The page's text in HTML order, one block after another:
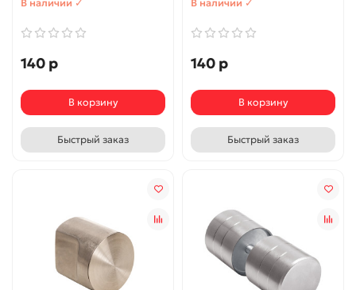
В наличии ✓
140 р
В корзину
Быстрый заказ
В наличии ✓
140 р
В корзину
Быстрый заказ